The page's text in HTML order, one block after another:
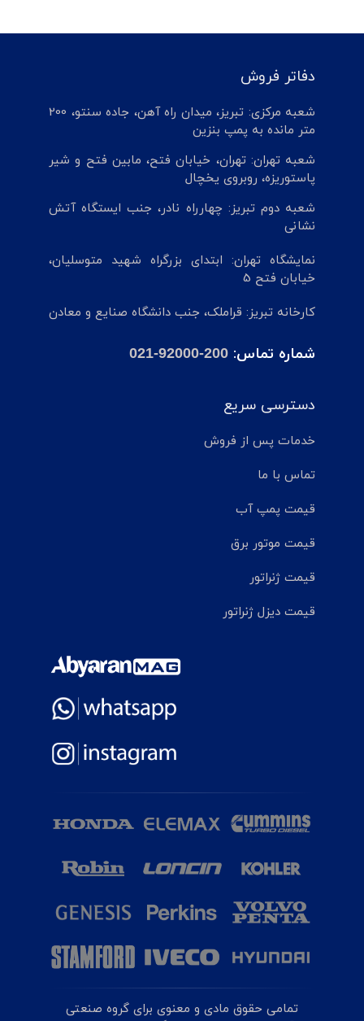
دفاتر فروش
شعبه مرکزی: تبریز، میدان راه آهن، جاده سنتو، 200
متر مانده به پمپ بنزین
شعبه تهران: تهران، خیابان فتح، مابین فتح و شیر
پاستوریزه، روبروی یخچال
شعبه دوم تبریز: چهارراه نادر، جنب ایستگاه آتش
نشانی
نمایشگاه تهران: ابتدای بزرگراه شهید متوسلیان،
خیابان فتح 5
کارخانه تبریز: قراملک، جنب دانشگاه صنایع و معادن
شماره تماس: 021-92000-200
دسترسی سریع
خدمات پس از فروش
تماس با ما
قیمت پمپ آب
قیمت موتور برق
قیمت ژنراتور
قیمت دیزل ژنراتور
تمامی حقوق مادی و معنوی برای گروه صنعتی